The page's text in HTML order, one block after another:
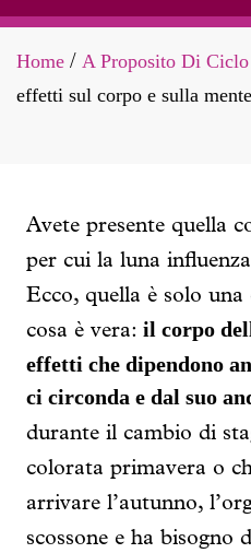
tutto normali e
Home / A Proposito Di Ciclo
effetti sul corpo e sulla mente
Avete presente quella
per cui la luna
Ecco, quella è solo
cosa è vera: il corpo
effetti che dipendono
ci circonda e dal suo
durante il cambio di
colorata primavera o
arrivare l’autunno,
scossone e ha bisogno